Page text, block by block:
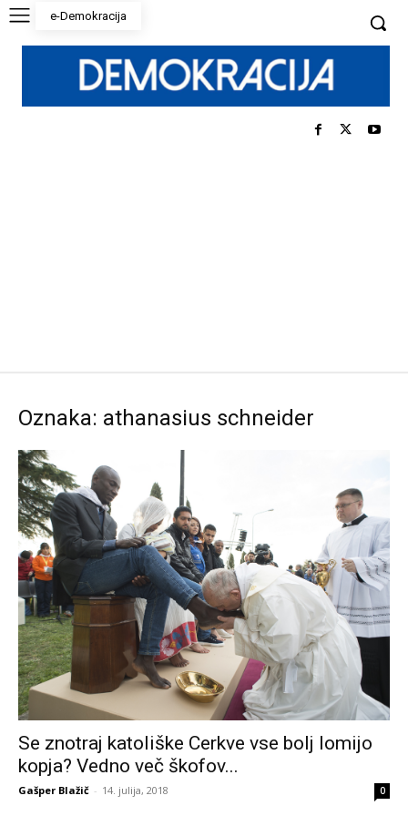
e-Demokracija
Oznaka: athanasius schneider
Se znotraj katoliške Cerkve vse bolj lomijo
kopja? Vedno več škofov...
Gašper Blažič - 14. julija, 2018 0